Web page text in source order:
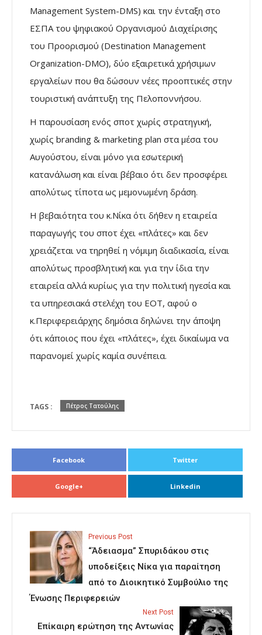
Management System-DMS) και την ένταξη στο
ΕΣΠΑ του ψηφιακού Οργανισμού Διαχείρισης
του Προορισμού (Destination Management
Οrganization-DMO), δύο εξαιρετικά χρήσιμων
εργαλείων που θα δώσουν νέες προοπτικές στην
τουριστική ανάπτυξη της Πελοποννήσου.
Η παρουσίαση ενός σποτ χωρίς στρατηγική,
χωρίς branding & marketing plan στα μέσα του
Αυγούστου, είναι μόνο για εσωτερική
κατανάλωση και είναι βέβαιο ότι δεν προσφέρει
απολύτως τίποτα ως μεμονωμένη δράση.
Η βεβαιότητα του κ.Νίκα ότι δήθεν η εταιρεία
παραγωγής του σποτ έχει «πλάτες» και δεν
χρειάζεται να τηρηθεί η νόμιμη διαδικασία, είναι
απολύτως προσβλητική και για την ίδια την
εταιρεία αλλά κυρίως για την πολιτική ηγεσία και
τα υπηρεσιακά στελέχη του ΕΟΤ, αφού ο
κ.Περιφερειάρχης δημόσια δηλώνει την άποψη
ότι κάποιος που έχει «πλάτες», έχει δικαίωμα να
παρανομεί χωρίς καμία συνέπεια.
TAGS : Πέτρος Τατούλης
Facebook Twitter
Google+ Linkedin
Previous Post
“Άδειασμα” Σπυριδάκου στις
υποδείξεις Νίκα για παραίτηση
από το Διοικητικό Συμβούλιο της
Ένωσης Περιφερειών
Next Post
Επίκαιρη ερώτηση της Αντωνίας